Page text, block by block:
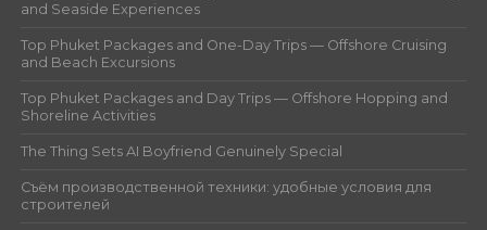
and Seaside Experiences
Top Phuket Packages and One-Day Trips — Offshore Cruising
and Beach Excursions
Top Phuket Packages and Day Trips — Offshore Hopping and
Shoreline Activities
The Thing Sets AI Boyfriend Genuinely Special
Съём производственной техники: удобные условия для
строителей